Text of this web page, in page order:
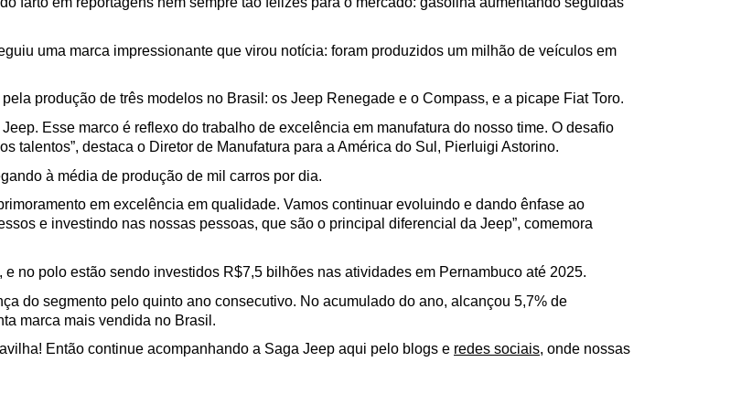
uma marca impressionante que virou notícia: foram produzidos um milhão de veículos em
produção de três modelos no Brasil: os Jeep Renegade e o Compass, e a picape Fiat Toro.
Esse marco é reflexo do trabalho de excelência em manufatura do nosso time. O desafio
talentos”, destaca o Diretor de Manufatura para a América do Sul, Pierluigi Astorino.
à média de produção de mil carros por dia.
em excelência em qualidade. Vamos continuar evoluindo e dando ênfase ao
e investindo nas nossas pessoas, que são o principal diferencial da Jeep”, comemora
no polo estão sendo investidos R$7,5 bilhões nas atividades em Pernambuco até 2025.
do segmento pelo quinto ano consecutivo. No acumulado do ano, alcançou 5,7% de
marca mais vendida no Brasil.
Então continue acompanhando a Saga Jeep aqui pelo blogs e redes sociais, onde nossas